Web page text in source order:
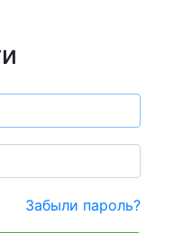
Забыли пароль?